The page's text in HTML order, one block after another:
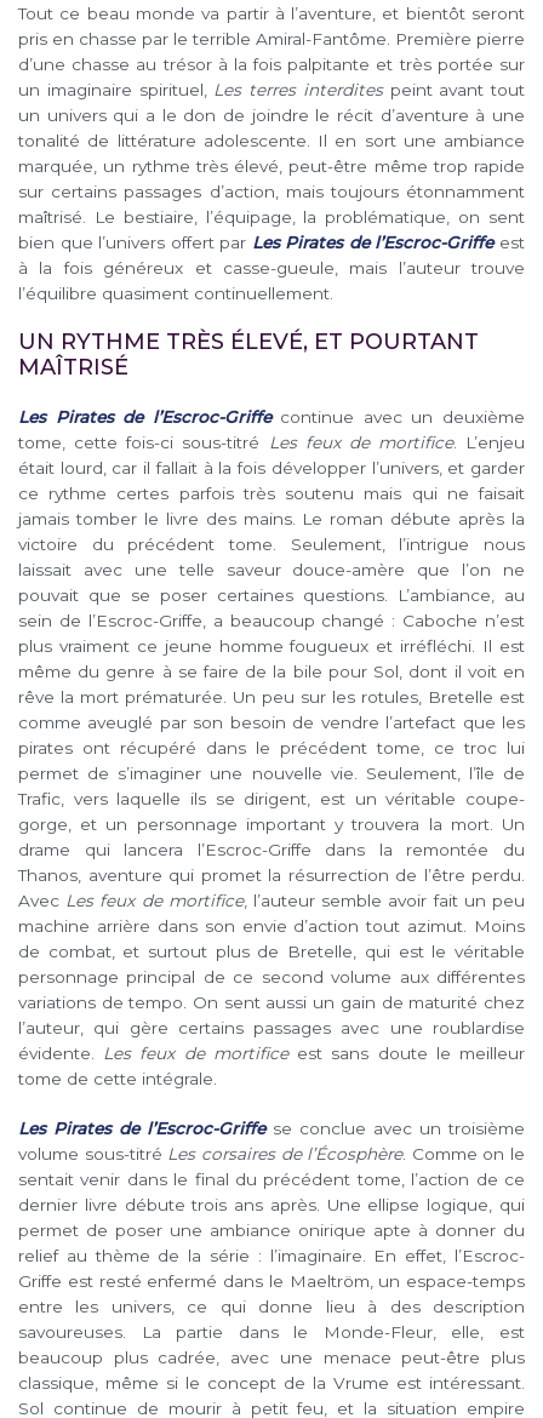
Tout ce beau monde va partir à l’aventure, et bientôt seront
pris en chasse par le terrible Amiral-Fantôme. Première pierre
d’une chasse au trésor à la fois palpitante et très portée sur
un imaginaire spirituel, Les terres interditespeint avant tout
un univers qui a le don de joindre le récit d’aventure à une
tonalité de littérature adolescente. Il en sort une ambiance
marquée, un rythme très élevé, peut-être même trop rapide
sur certains passages d’action, mais toujours étonnamment
maîtrisé. Le bestiaire, l’équipage, la problématique, on sent
bien que l’univers offert par Les Pirates de l’Escroc-Griffeest
à la fois généreux et casse-gueule, mais l’auteur trouve
l’équilibre quasiment continuellement.
UN RYTHME TRÈS ÉLEVÉ, ET POURTANT
MAÎTRISÉ
Les Pirates de l’Escroc-Griffecontinue avec un deuxième
tome, cette fois-ci sous-titré Les feux de mortifice. L’enjeu
était lourd, car il fallait à la fois développer l’univers, et garder
ce rythme certes parfois très soutenu mais qui ne faisait
jamais tomber le livre des mains. Le roman débute après la
victoire du précédent tome. Seulement, l’intrigue nous
laissait avec une telle saveur douce-amère que l’on ne
pouvait que se poser certaines questions. L’ambiance, au
sein de l’Escroc-Griffe, a beaucoup changé : Caboche n’est
plus vraiment ce jeune homme fougueux et irréfléchi. Il est
même du genre à se faire de la bile pour Sol, dont il voit en
rêve la mort prématurée. Un peu sur les rotules, Bretelle est
comme aveuglé par son besoin de vendre l’artefact que les
pirates ont récupéré dans le précédent tome, ce troc lui
permet de s’imaginer une nouvelle vie. Seulement, l’île de
Trafic, vers laquelle ils se dirigent, est un véritable coupe-
gorge, et un personnage important y trouvera la mort. Un
drame qui lancera l’Escroc-Griffe dans la remontée du
Thanos, aventure qui promet la résurrection de l’être perdu.
Avec Les feux de mortifice, l’auteur semble avoir fait un peu
machine arrière dans son envie d’action tout azimut. Moins
de combat, et surtout plus de Bretelle, qui est le véritable
personnage principal de ce second volume aux différentes
variations de tempo. On sent aussi un gain de maturité chez
l’auteur, qui gère certains passages avec une roublardise
évidente. Les feux de mortificeest sans doute le meilleur
tome de cette intégrale.
Les Pirates de l’Escroc-Griffese conclue avec un troisième
volume sous-titré Les corsaires de l’Écosphère. Comme on le
sentait venir dans le final du précédent tome, l’action de ce
dernier livre débute trois ans après. Une ellipse logique, qui
permet de poser une ambiance onirique apte à donner du
relief au thème de la série : l’imaginaire. En effet, l’Escroc-
Griffe est resté enfermé dans le Maeltröm, un espace-temps
entre les univers, ce qui donne lieu à des description
savoureuses. La partie dans le Monde-Fleur, elle, est
beaucoup plus cadrée, avec une menace peut-être plus
classique, même si le concept de la Vrume est intéressant.
Sol continue de mourir à petit feu, et la situation empire